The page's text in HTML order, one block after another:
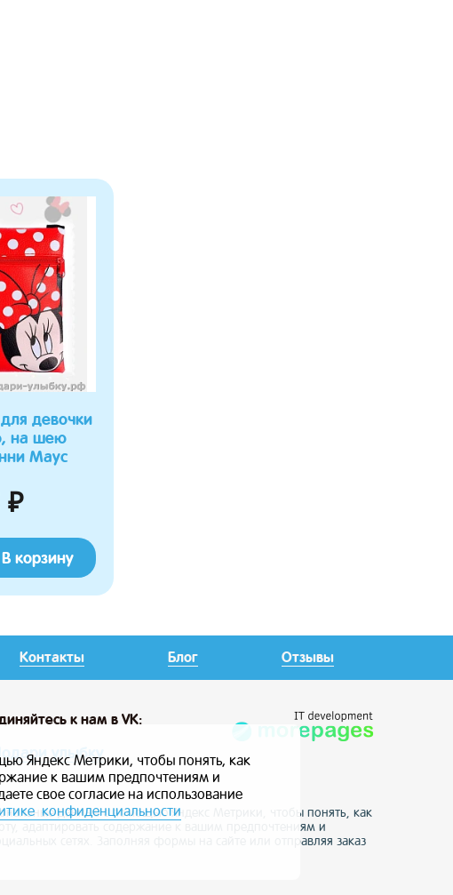
девочки
на шею
Маус
₽
В корзину
Контакты Блог Отзывы
к нам в VK:
Подари улыбку
данные с помощью Яндекс Метрики, чтобы понять, как
адаптировать содержание к вашим предпочтениям и
сетях. Заполняя формы на сайте или отправляя заказ
Яндекс Метрики, чтобы понять, как
к вашим предпочтениям и
свое согласие на использование
конфиденциальности